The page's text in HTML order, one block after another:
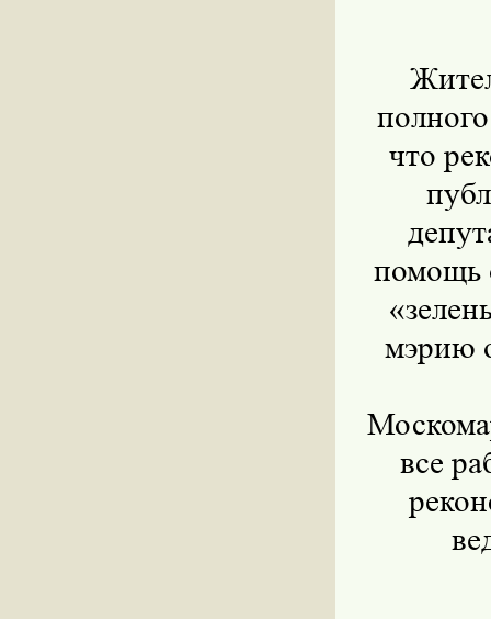
что
помощь
мэрию
все